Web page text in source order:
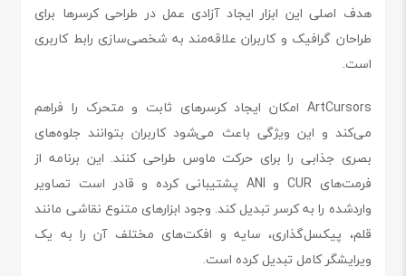
هدف اصلی این ابزار ایجاد آزادی عمل در طراحی کرسرها برای
طراحان گرافیک و کاربران علاقه‌مند به شخصی‌سازی رابط کاربری
است.
ArtCursors امکان ایجاد کرسرهای ثابت و متحرک را فراهم
می‌کند و این ویژگی باعث می‌شود کاربران بتوانند جلوه‌های
بصری جذابی را برای حرکت ماوس طراحی کنند. این برنامه از
فرمت‌های CUR و ANI پشتیبانی کرده و قادر است تصاویر
واردشده را به کرسر تبدیل کند. وجود ابزارهای متنوع نقاشی مانند
قلم، پیکسل‌گذاری، سایه و افکت‌های مختلف آن را به یک
ویرایشگر کامل تبدیل کرده است.